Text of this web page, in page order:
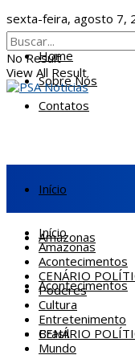
sexta-feira, agosto 7,
Home
Sobre Nós
Contatos
No Result
View All Result
Início
Amazonas
Acontecimentos
CENÁRIO
Início
Amazonas
Acontecimentos
CENÁRIO
Poderes
Cultura
Entretenimento
Brasil
Mundo